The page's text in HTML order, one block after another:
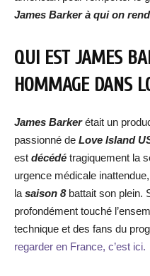
James Barker à qui on
QUI EST JAMES
HOMMAGE DANS
James Barkerétait un
passionné de Love Island
est décédé tragiquement la
urgence médicale
la saison 8 battait son plein.
profondément touché
technique et des fans du
regarder en France, c’est ici.